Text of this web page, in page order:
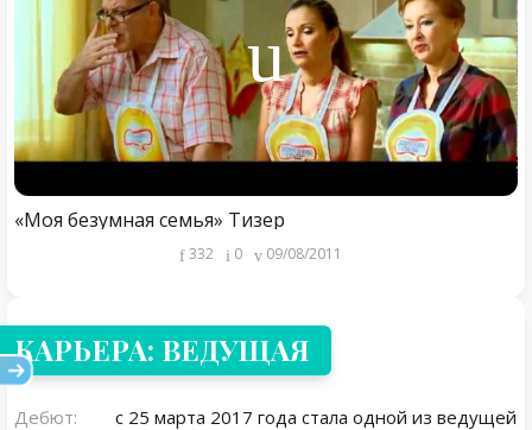
«Моя безумная семья» Тизер
332 0 09/08/2011
КАРЬЕРА: ВЕДУЩАЯ
Дебют: с 25 марта 2017 года стала одной из ведущей